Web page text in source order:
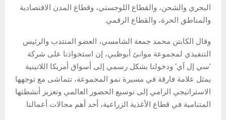
البحري والشحن، والقطاع اللوجستي، وقطاع المدن الاقتصادية
والمناطق الحرة، والقطاع الرقمي.
وقال الكابتن محمد جمعة الشامسي، العضو المنتدب والرئيس
التنفيذي لمجموعة موانئ أبوظبي، إن استحواذنا على شركة
’سي إل آي‘ ودخولنا بشكل رسمي إلى أسواق أمريكا اللاتينية
يمثل علامة فارقة في مسيرة نمو المجموعة، تتماشى مع توجهها
الاستراتيجي الرامي إلى توسيع الحضور العالمي وتعزيز أنشطتها
المتنامية في قطاع الأغذية الزراعية، أحد أهم مجالات أعمالنا.